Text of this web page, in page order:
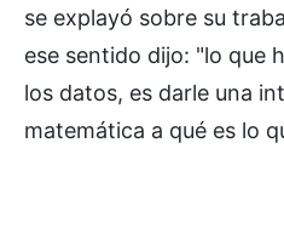
se explayó sobre su
ese sentido dijo: "lo que
los datos, es darle una
matemática a qué es lo